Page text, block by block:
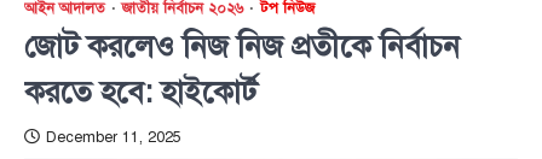
আইন আদালত জাতীয় নির্বাচন ২০২৬ টপ নিউজ
জোট করলেও নিজ নিজ প্রতীকে নির্বাচন
করতে হবে: হাইকোর্ট
December 11, 2025